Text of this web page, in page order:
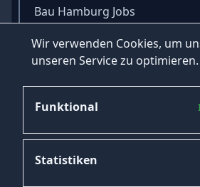
Wir verwenden Cookies, um
unseren Service zu optimieren.
Funktional
Statistiken
Bau Hamburg Jobs
Busfahrer Hamburg Jobs
Mehr Jobs in Hamburg